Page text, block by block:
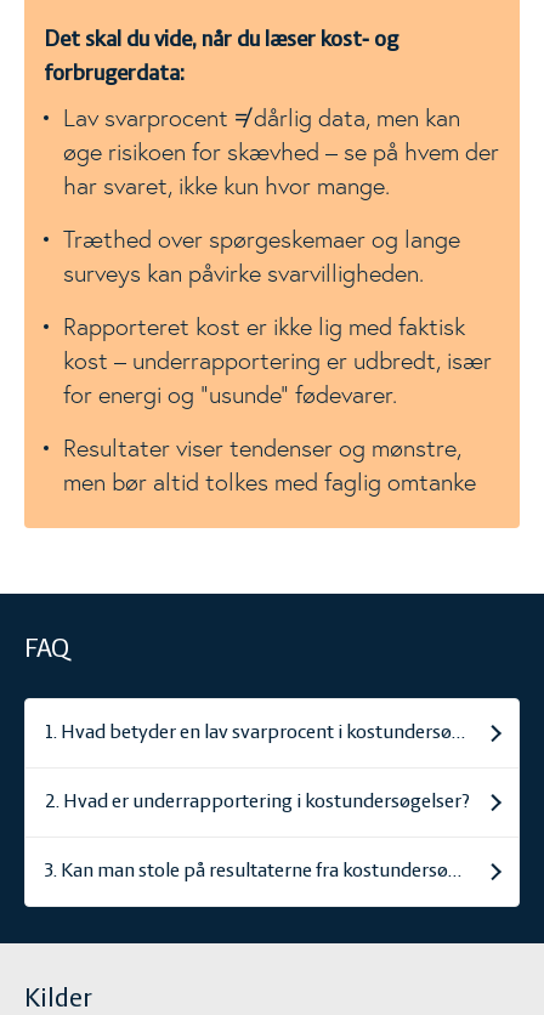
Det skal du vide, når du læser kost‑ og
forbrugerdata:
Lav svarprocent ≠ dårlig data, men kan
øge risikoen for skævhed – se på hvem der
har svaret, ikke kun hvor mange.
Træthed over spørgeskemaer og lange
surveys kan påvirke svarvilligheden.
Rapporteret kost er ikke lig med faktisk
kost – underrapportering er udbredt, især
for energi og ”usunde” fødevarer.
Resultater viser tendenser og mønstre,
men bør altid tolkes med faglig omtanke
FAQ
1. Hvad betyder en lav svarprocent i kostundersøgelser?
2. Hvad er underrapportering i kostundersøgelser?
3. Kan man stole på resultaterne fra kostundersøgelser?
Kilder